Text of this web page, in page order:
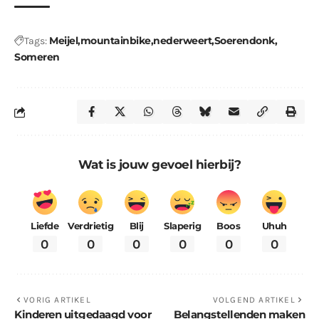
Tags: MeijelmountainbikenederweertSoerendonk
Someren
Wat is jouw gevoel hierbij?
Liefde
0
Verdrietig
0
Blij
0
Slaperig
0
Boos
0
Uhuh
0
VORIG ARTIKEL
Kinderen uitgedaagd voor
VOLGEND ARTIKEL
Belangstellenden maken